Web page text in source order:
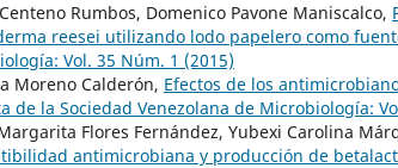
Rumbos, Domenico Pavone Maniscalco,
reesei utilizando lodo papelero como
Vol. 35 Núm. 1 (2015)
Moreno Calderón, Efectos de los
de la Sociedad Venezolana de Microbiología:
Flores Fernández, Yubexi Carolina
antimicrobiana y producción de